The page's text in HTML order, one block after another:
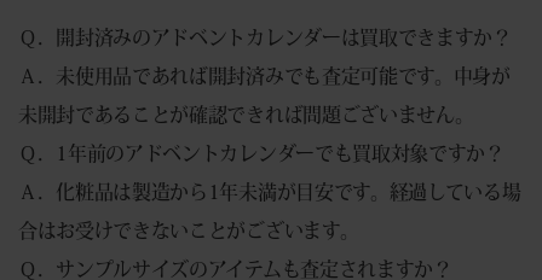
Ｑ．開封済みのアドベントカレンダーは買取できますか？
Ａ．未使用品であれば開封済みでも査定可能です。中身が
未開封であることが確認できれば問題ございません。
Ｑ．1年前のアドベントカレンダーでも買取対象ですか？
Ａ．化粧品は製造から1年未満が目安です。経過している場
合はお受けできないことがございます。
Ｑ．サンプルサイズのアイテムも査定されますか？